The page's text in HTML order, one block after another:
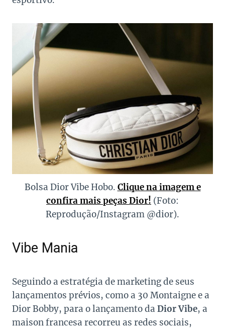
Bolsa Dior Vibe Hobo. Clique na imagem e
confira mais peças Dior! (Foto:
Reprodução/Instagram @dior).
Vibe Mania
Seguindo a estratégia de marketing de seus
lançamentos prévios, como a 30 Montaigne e a
Dior Bobby, para o lançamento da Dior Vibe, a
maison francesa recorreu as redes sociais,